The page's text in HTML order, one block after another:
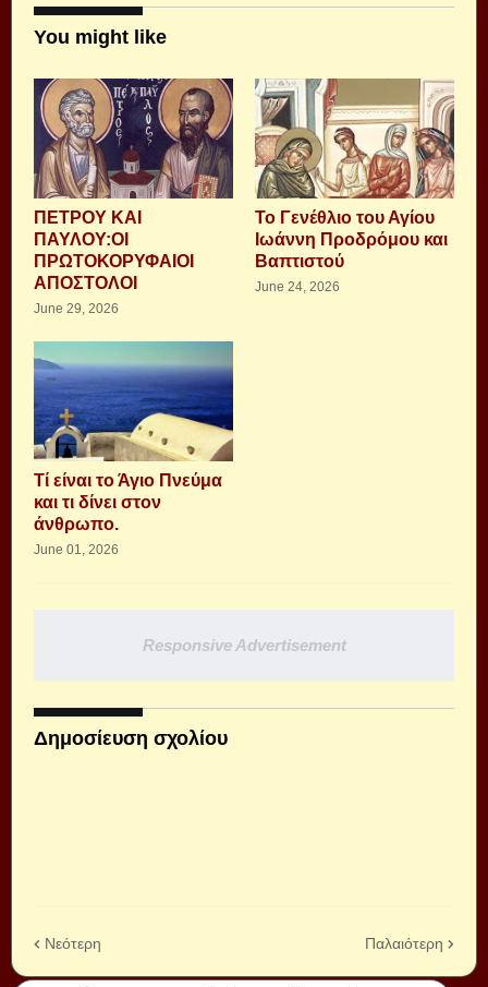
You might like
ΠΕΤΡΟΥ ΚΑΙ
ΠΑΥΛΟΥ:ΟΙ
ΠΡΩΤΟΚΟΡΥΦΑΙΟΙ
ΑΠΟΣΤΟΛΟΙ
June 29, 2026
Το Γενέθλιο του Αγίου
Ιωάννη Προδρόμου και
Βαπτιστού
June 24, 2026
Τί είναι το Άγιο Πνεύμα
και τι δίνει στον
άνθρωπο.
June 01, 2026
Responsive Advertisement
Δημοσίευση σχολίου
Νεότερη Παλαιότερη